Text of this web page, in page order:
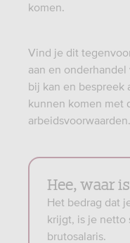
komen.
Vind je dit
aan en
bij kan en bespreek
kunnen komen met
Hee, waar
Het bedrag dat
krijgt, is je netto
brutosalaris.